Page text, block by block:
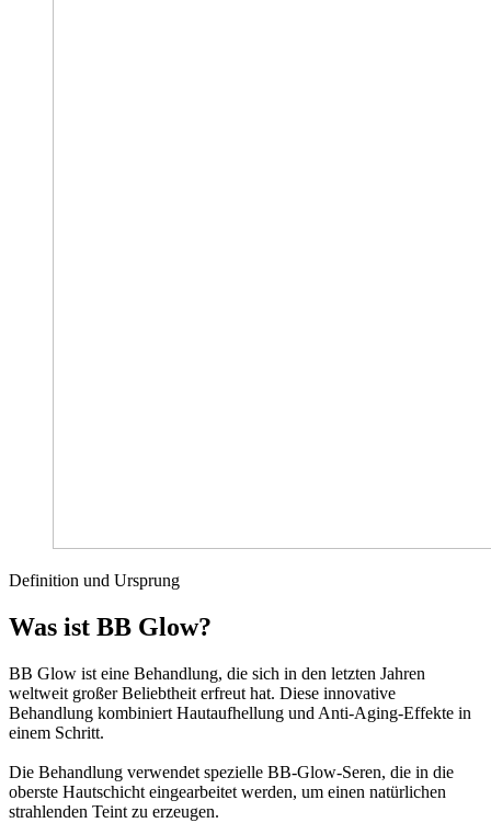
Definition und Ursprung
Was ist BB Glow?
BB Glow ist eine Behandlung, die sich in den letzten Jahren
weltweit großer Beliebtheit erfreut hat. Diese innovative
Behandlung kombiniert Hautaufhellung und Anti-Aging-Effekte in
einem Schritt.
Die Behandlung verwendet spezielle BB-Glow-Seren, die in die
oberste Hautschicht eingearbeitet werden, um einen natürlichen
strahlenden Teint zu erzeugen.